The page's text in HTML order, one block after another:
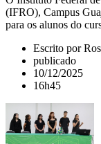
(IFRO), Campus
para os alunos do
Escrito por
publicado
10/12/2025
16h45